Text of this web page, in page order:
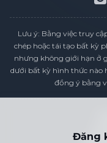
Đăng
Lưu ý: Bằng việc truy
chép hoặc tái tạo bất kỳ
nhưng không giới hạn ở
dưới bất kỳ hình thức nào
đồng ý bằng